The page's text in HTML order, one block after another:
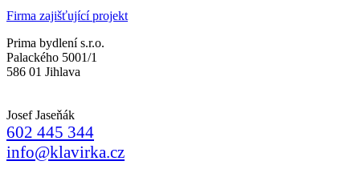
Firma zajišťující projekt
Prima bydlení s.r.o.
Palackého 5001/1
586 01 Jihlava
Josef Jaseňák
602 445 344
info@klavirka.cz